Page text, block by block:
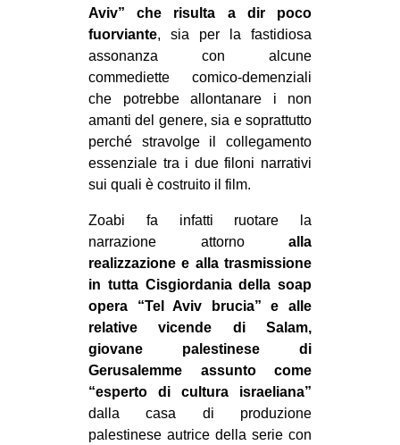
INTERNAZIONALE
AFRICA
AMERICHE
ESTREMO ORIENTE
EUROPA
MEDIO ORIENTE
EVENTI
in
tw
bsky
ms
Aviv” che risulta a dir poco
fuorviante, sia per la fastidiosa
assonanza con alcune
commediette comico-demenziali
che potrebbe allontanare i non
amanti del genere, sia e soprattutto
perché stravolge il collegamento
essenziale tra i due filoni narrativi
sui quali è costruito il film.
Zoabi fa infatti ruotare la
narrazione attorno alla
realizzazione e alla trasmissione
in tutta Cisgiordania della soap
opera “Tel Aviv brucia” e alle
relative vicende di Salam,
giovane palestinese di
Gerusalemme assunto come
“esperto di cultura israeliana”
dalla casa di produzione
palestinese autrice della serie con